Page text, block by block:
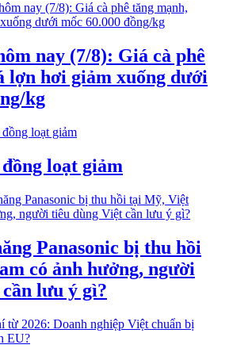
nay (7/8): Giá cà phê
lợn hơi giảm xuống dưới
kg
loạt giảm
Panasonic bị thu hồi
có ảnh hưởng, người
lưu ý gì?